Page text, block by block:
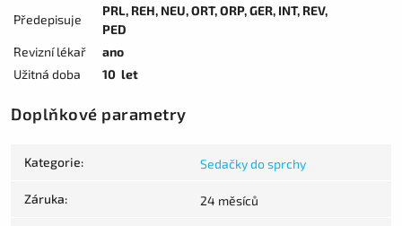
Předepisuje
PRL, REH, NEU, ORT, ORP, GER, INT, REV,
PED
Revizní lékař
ano
Užitná doba
10 let
Doplňkové parametry
Kategorie: Sedačky do sprchy
Záruka: 24 měsíců